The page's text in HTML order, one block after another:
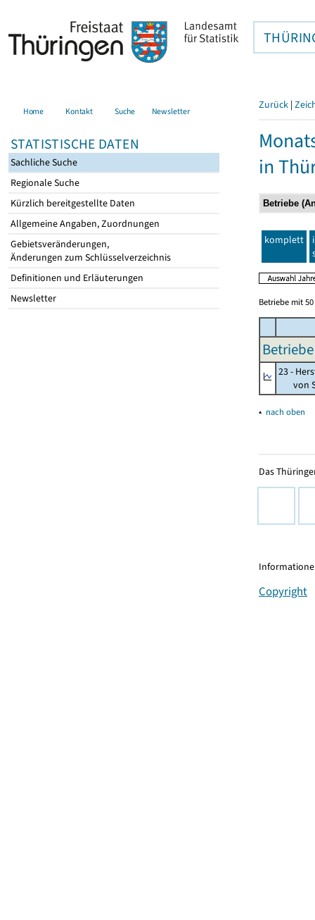
Home Kontakt Suche Newsletter
STATISTISCHE DATEN
Sachliche Suche
Regionale Suche
Kürzlich bereitgestellte Daten
Allgemeine Angaben, Zuordnungen
Gebietsveränderungen,
Änderungen zum Schlüsselverzeichnis
Definitionen und Erläuterungen
Newsletter
Zurück |
in
komplett
Betriebe mit
23 -
von
▴ nach oben
Das
Copyright